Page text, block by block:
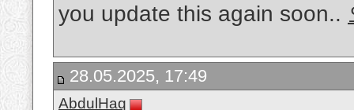
you update this again soon..
28.05.2025, 17:49
AbdulHaq